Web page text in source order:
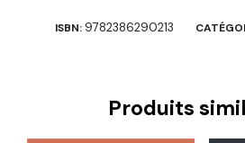
ISBN: 9782386290213
Produits